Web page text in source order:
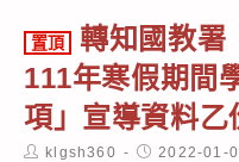
置頂
轉知國教署
111年寒假期間
項」宣導資料乙
Postklgsh360
Post2022-01-